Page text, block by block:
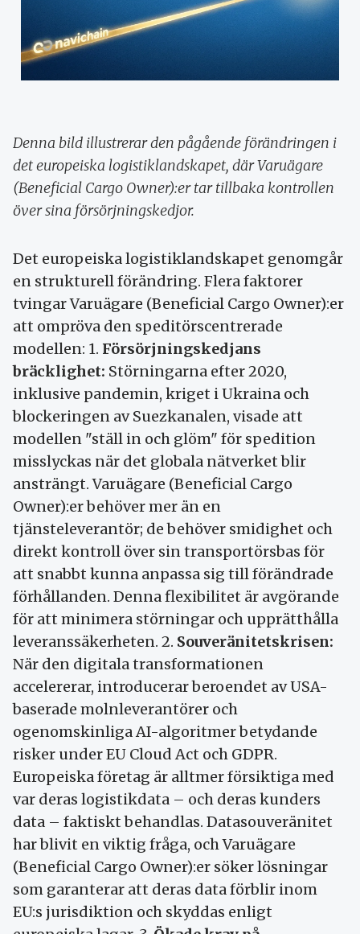
Denna bild illustrerar den pågående förändringen i
det europeiska logistiklandskapet, där Varuägare
(Beneficial Cargo Owner):er tar tillbaka kontrollen
över sina försörjningskedjor.
Det europeiska logistiklandskapet genomgår
en strukturell förändring. Flera faktorer
tvingar Varuägare (Beneficial Cargo Owner):er
att ompröva den speditörscentrerade
modellen: 1. Försörjningskedjans
bräcklighet: Störningarna efter 2020,
inklusive pandemin, kriget i Ukraina och
blockeringen av Suezkanalen, visade att
modellen "ställ in och glöm" för spedition
misslyckas när det globala nätverket blir
ansträngt. Varuägare (Beneficial Cargo
Owner):er behöver mer än en
tjänsteleverantör; de behöver smidighet och
direkt kontroll över sin transportörsbas för
att snabbt kunna anpassa sig till förändrade
förhållanden. Denna flexibilitet är avgörande
för att minimera störningar och upprätthålla
leveranssäkerheten. 2. Souveränitetskrisen:
När den digitala transformationen
accelererar, introducerar beroendet av USA-
baserade molnleverantörer och
ogenomskinliga AI-algoritmer betydande
risker under EU Cloud Act och GDPR.
Europeiska företag är alltmer försiktiga med
var deras logistikdata – och deras kunders
data – faktiskt behandlas. Datasouveränitet
har blivit en viktig fråga, och Varuägare
(Beneficial Cargo Owner):er söker lösningar
som garanterar att deras data förblir inom
EU:s jurisdiktion och skyddas enligt